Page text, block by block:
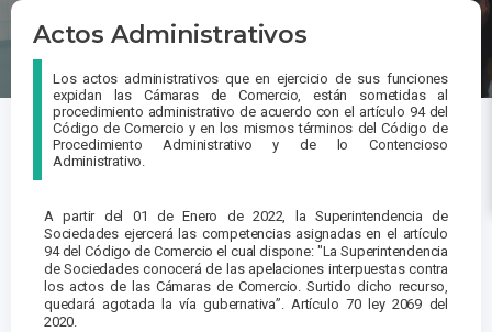
Actos Administrativos
Los actos administrativos que en ejercicio de sus funciones
expidan las Cámaras de Comercio, están sometidas al
procedimiento administrativo de acuerdo con el artículo 94 del
Código de Comercio y en los mismos términos del Código de
Procedimiento Administrativo y de lo Contencioso
Administrativo.
A partir del 01 de Enero de 2022, la Superintendencia de
Sociedades ejercerá las competencias asignadas en el artículo
94 del Código de Comercio el cual dispone: "La Superintendencia
de Sociedades conocerá de las apelaciones interpuestas contra
los actos de las Cámaras de Comercio. Surtido dicho recurso,
quedará agotada la vía gubernativa”. Artículo 70 ley 2069 del
2020.